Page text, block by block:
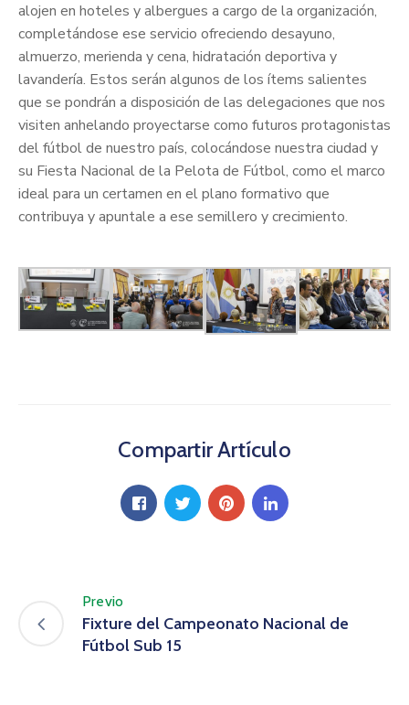
alojen en hoteles y albergues a cargo de la organización,
completándose ese servicio ofreciendo desayuno,
almuerzo, merienda y cena, hidratación deportiva y
lavandería. Estos serán algunos de los ítems salientes
que se pondrán a disposición de las delegaciones que nos
visiten anhelando proyectarse como futuros protagonistas
del fútbol de nuestro país, colocándose nuestra ciudad y
su Fiesta Nacional de la Pelota de Fútbol, como el marco
ideal para un certamen en el plano formativo que
contribuya y apuntale a ese semillero y crecimiento.
Compartir Artículo
Previo
Fixture del Campeonato Nacional de
Fútbol Sub 15